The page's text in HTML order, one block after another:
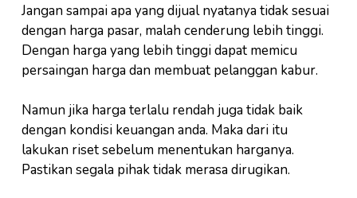
Jangan sampai apa yang dijual nyatanya tidak sesuai
dengan harga pasar, malah cenderung lebih tinggi.
Dengan harga yang lebih tinggi dapat memicu
persaingan harga dan membuat pelanggan kabur.
Namun jika harga terlalu rendah juga tidak baik
dengan kondisi keuangan anda. Maka dari itu
lakukan riset sebelum menentukan harganya.
Pastikan segala pihak tidak merasa dirugikan.